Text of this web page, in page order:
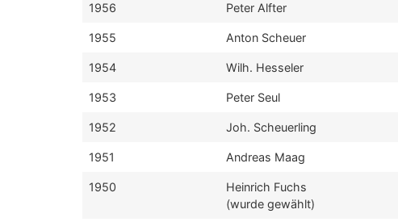
1956 Peter Alfter
1955 Anton Scheuer
1954 Wilh. Hesseler
1953 Peter Seul
1952 Joh. Scheuerling
1951 Andreas Maag
1950
Heinrich Fuchs
(wurde gewählt)